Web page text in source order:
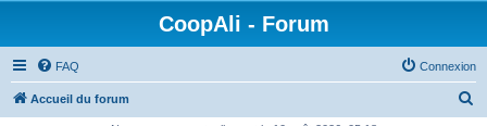
CoopAli - Forum
FAQ Connexion
Accueil du forum